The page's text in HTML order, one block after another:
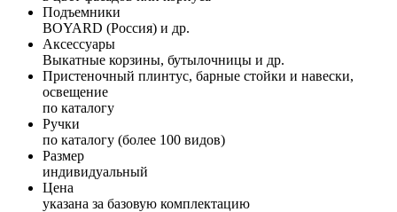
Подъемники
BOYARD (Россия) и др.
Аксессуары
Выкатные корзины, бутылочницы и др.
Пристеночный плинтус, барные стойки и навески,
освещение
по каталогу
Ручки
по каталогу (более 100 видов)
Размер
индивидуальный
Цена
указана за базовую комплектацию